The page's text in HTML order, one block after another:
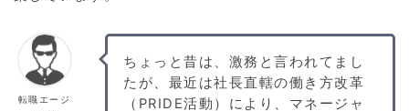
転職エージ
ちょっと昔は、激務と言われてまし
たが、最近は社長直轄の働き方改革
（PRIDE活動）により、マネージャ